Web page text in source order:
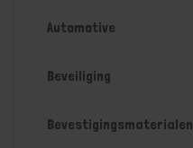
Automotive
Beveiliging
Bevestigingsmaterialen